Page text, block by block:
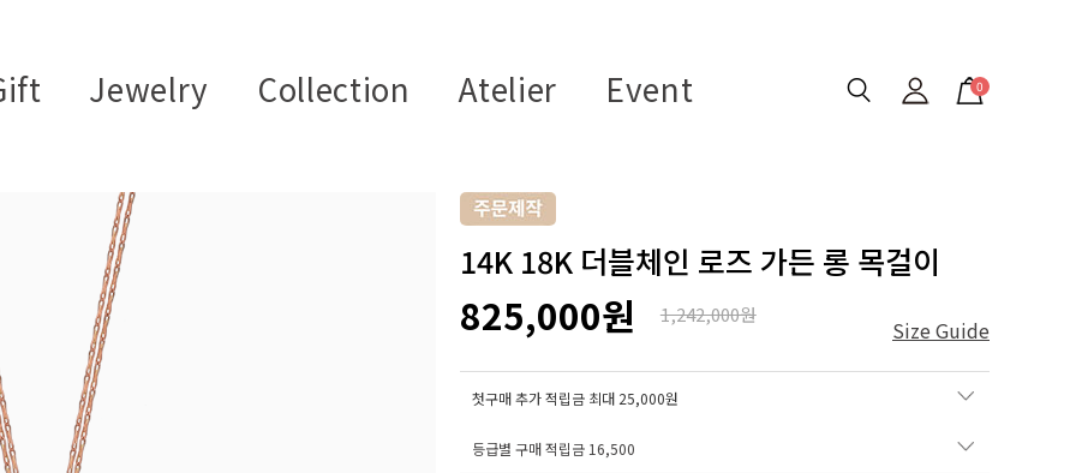
Jewelry Collection Atelier Event 0
14K 18K 더블체인 로즈 가든 롱 목걸이
825,000원 1,242,000원
Size Guide
첫구매 추가 적립금 최대 25,000원
등급별 구매 적립금 16,500